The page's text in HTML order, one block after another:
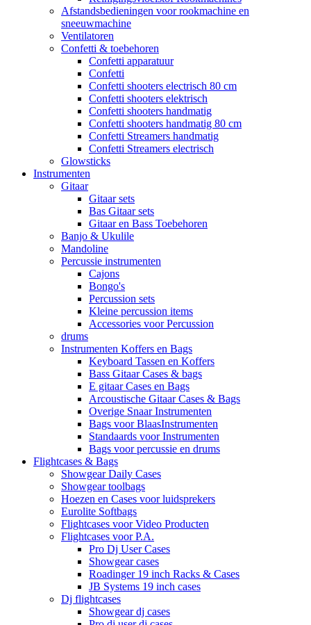
Afstandsbedieningen voor rookmachine en
sneeuwmachine
Ventilatoren
Confetti & toebehoren
Confetti apparatuur
Confetti
Confetti shooters electrisch 80 cm
Confetti shooters elektrisch
Confetti shooters handmatig
Confetti shooters handmatig 80 cm
Confetti Streamers handmatig
Confetti Streamers electrisch
Glowsticks
Instrumenten
Gitaar
Gitaar sets
Bas Gitaar sets
Gitaar en Bass Toebehoren
Banjo & Ukulile
Mandoline
Percussie instrumenten
Cajons
Bongo's
Percussion sets
Kleine percussion items
Accessories voor Percussion
drums
Instrumenten Koffers en Bags
Keyboard Tassen en Koffers
Bass Gitaar Cases & bags
E gitaar Cases en Bags
Arcoustische Gitaar Cases & Bags
Overige Snaar Instrumenten
Bags voor BlaasInstrumenten
Standaards voor Instrumenten
Bags voor percussie en drums
Flightcases & Bags
Showgear Daily Cases
Showgear toolbags
Hoezen en Cases voor luidsprekers
Eurolite Softbags
Flightcases voor Video Producten
Flightcases voor P.A.
Pro Dj User Cases
Showgear cases
Roadinger 19 inch Racks & Cases
JB Systems 19 inch cases
Dj flightcases
Showgear dj cases